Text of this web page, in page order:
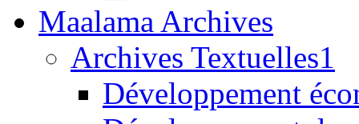
Maalama Archives
Archives Textuelles1
Développement